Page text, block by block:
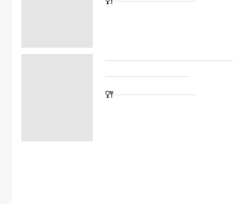
Сетевые отели Египта
Сетевые отели ОАЭ